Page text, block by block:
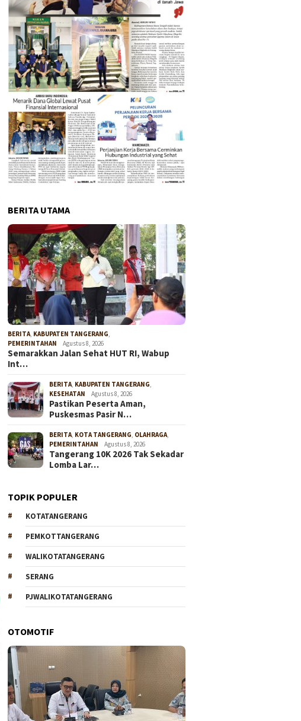
BERITA UTAMA
BERITA, KABUPATEN TANGERANG,
PEMERINTAHAN
Agustus 8, 2026
Semarakkan Jalan Sehat HUT RI, Wabup
Int…
BERITA, KABUPATEN TANGERANG,
KESEHATAN
Agustus 8, 2026
Pastikan Peserta Aman,
Puskesmas Pasir N…
BERITA, KOTA TANGERANG, OLAHRAGA,
PEMERINTAHAN
Agustus 8, 2026
Tangerang 10K 2026 Tak Sekadar
Lomba Lar…
TOPIK POPULER
KOTATANGERANG
PEMKOTTANGERANG
WALIKOTATANGERANG
SERANG
PJWALIKOTATANGERANG
OTOMOTIF